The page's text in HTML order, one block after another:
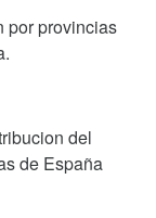
por provincias
del
de España